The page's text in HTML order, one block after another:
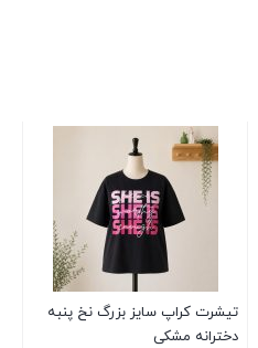
تیشرت کراپ سایز بزرگ نخ پنبه
دخترانه مشکی